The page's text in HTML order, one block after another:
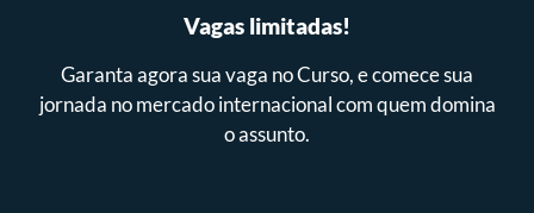
Vagas limitadas!
Garanta agora sua vaga no Curso, e comece sua
jornada no mercado internacional com quem domina
o assunto.